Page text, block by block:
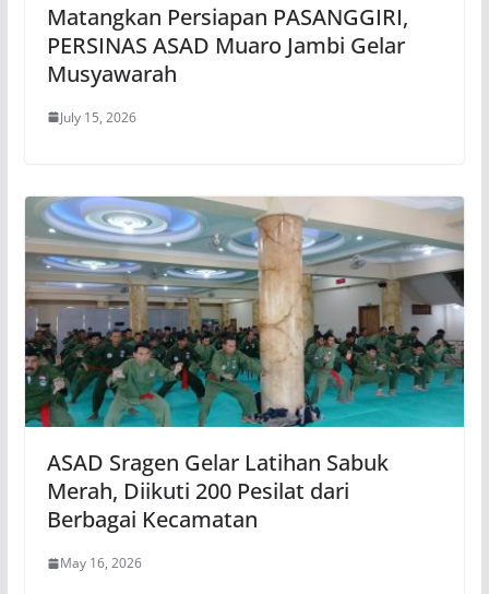
Matangkan Persiapan PASANGGIRI,
PERSINAS ASAD Muaro Jambi Gelar
Musyawarah
July 15, 2026
ASAD Sragen Gelar Latihan Sabuk
Merah, Diikuti 200 Pesilat dari
Berbagai Kecamatan
May 16, 2026